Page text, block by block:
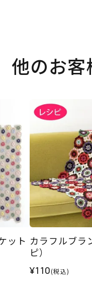
他のお
ット カラフルブラ
ピ）
¥110(税込)